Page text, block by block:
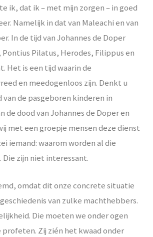
ik, dat ik – met mijn zorgen – in goed
Namelijk in dat van Maleachi en van
In de tijd van Johannes de Doper
Pilatus, Herodes, Filippus en
Het is een tijd waarin de
en meedogenloos zijn. Denkt u
van de pasgeboren kinderen in
de dood van Johannes de Doper en
met een groepje mensen deze dienst
iemand: waarom worden al die
Die zijn niet interessant.
omdat dit onze concrete situatie
geschiedenis van zulke machthebbers.
Die moeten we onder ogen
profeten. Zij zién het kwaad onder